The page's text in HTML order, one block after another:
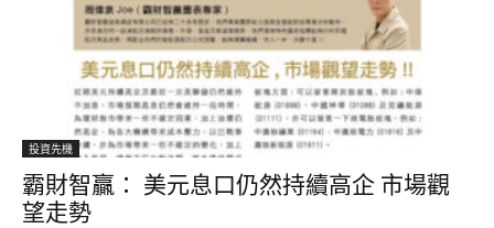
投資先機
霸財智贏： 美元息口仍然持續高企 市場觀
望走勢